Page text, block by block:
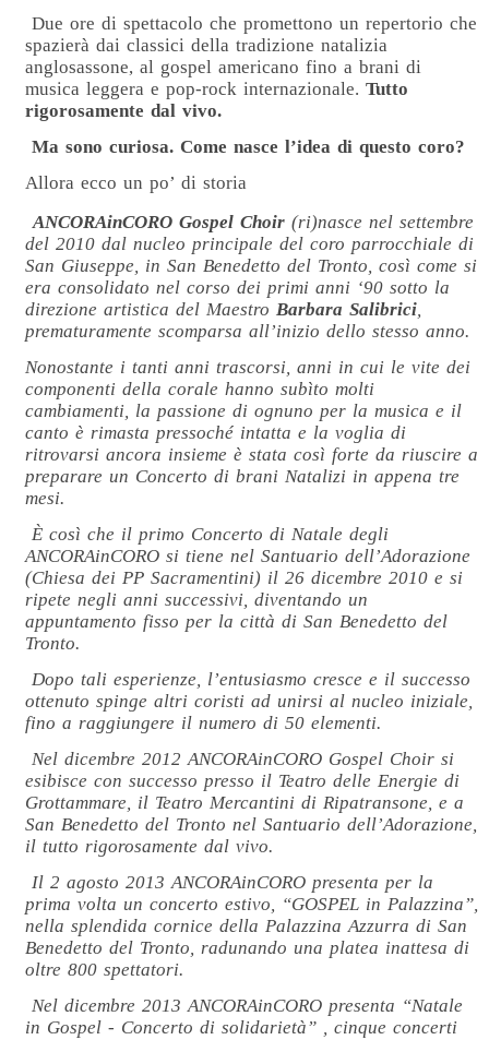
Due ore di spettacolo che promettono un repertorio che
spazierà dai classici della tradizione natalizia
anglosassone, al gospel americano fino a brani di
musica leggera e pop-rock internazionale. Tutto
rigorosamente dal vivo.
Ma sono curiosa. Come nasce l’idea di questo coro?
Allora ecco un po’ di storia
ANCORAinCORO Gospel Choir (ri)nasce nel settembre
del 2010 dal nucleo principale del coro parrocchiale di
San Giuseppe, in San Benedetto del Tronto, così come si
era consolidato nel corso dei primi anni ‘90 sotto la
direzione artistica del Maestro Barbara Salibrici
prematuramente scomparsa all’inizio dello stesso anno.
Nonostante i tanti anni trascorsi, anni in cui le vite dei
componenti della corale hanno subìto molti
cambiamenti, la passione di ognuno per la musica e il
canto è rimasta pressoché intatta e la voglia di
ritrovarsi ancora insieme è stata così forte da riuscire a
preparare un Concerto di brani Natalizi in appena tre
mesi.
È così che il primo Concerto di Natale degli
ANCORAinCORO si tiene nel Santuario dell’Adorazione
(Chiesa dei PP Sacramentini) il 26 dicembre 2010 e si
ripete negli anni successivi, diventando un
appuntamento fisso per la città di San Benedetto del
Tronto.
Dopo tali esperienze, l’entusiasmo cresce e il successo
ottenuto spinge altri coristi ad unirsi al nucleo iniziale,
fino a raggiungere il numero di 50 elementi.
Nel dicembre 2012 ANCORAinCORO Gospel Choir si
esibisce con successo presso il Teatro delle Energie di
Grottammare, il Teatro Mercantini di Ripatransone, e a
San Benedetto del Tronto nel Santuario dell’Adorazione,
il tutto rigorosamente dal vivo.
Il 2 agosto 2013 ANCORAinCORO presenta per la
prima volta un concerto estivo, “GOSPEL in Palazzina”,
nella splendida cornice della Palazzina Azzurra di San
Benedetto del Tronto, radunando una platea inattesa di
oltre 800 spettatori.
Nel dicembre 2013 ANCORAinCORO presenta “Natale
in Gospel - Concerto di solidarietà” , cinque concerti